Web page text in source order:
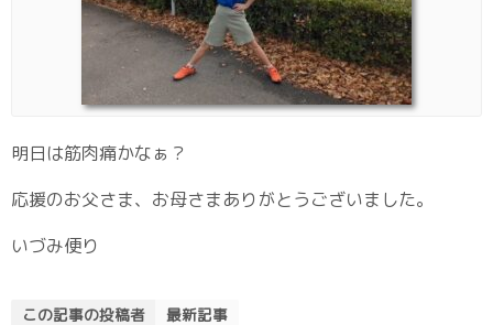
明日は筋肉痛かなぁ？
応援のお父さま、お母さまありがとうございました。
いづみ便り
この記事の投稿者 最新記事